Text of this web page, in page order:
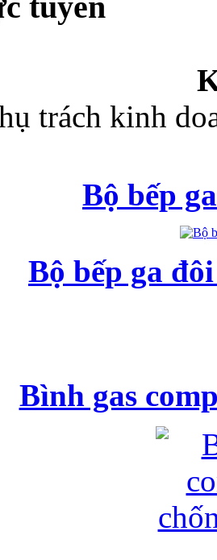
trách kinh
Bộ bếp
Bộ bếp ga
Bình gas